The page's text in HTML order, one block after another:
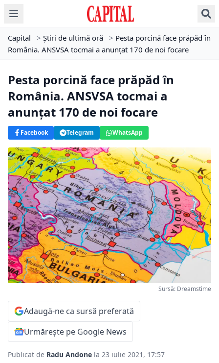
Capital > Știri de ultimă oră > Pesta porcină face prăpăd în
România. ANSVSA tocmai a anunțat 170 de noi focare
Pesta porcină face prăpăd în
România. ANSVSA tocmai a
anunțat 170 de noi focare
Facebook Telegram WhatsApp
Sursă: Dreamstime
Adaugă-ne ca sursă preferată
Urmărește pe Google News
Publicat de Radu Andone la 23 iulie 2021, 17:57